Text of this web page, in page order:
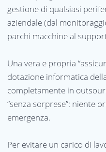
gestione di qualsiasi
aziendale (dal
parchi macchine al
Una vera e propria
dotazione informatica
completamente in
“senza sorprese”: niente
emergenza.
Per evitare un carico di